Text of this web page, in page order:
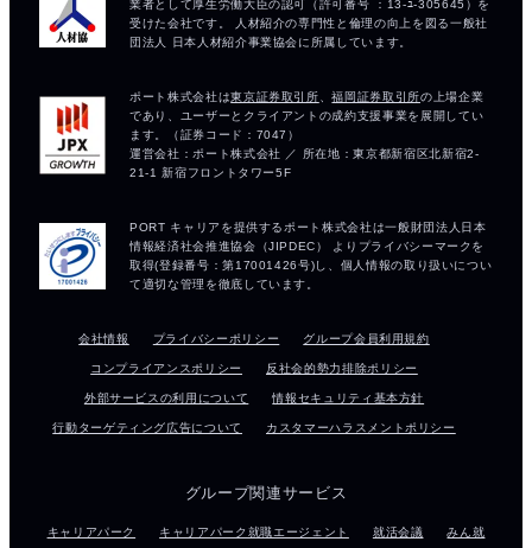
会社情報 プライバシーポリシー グループ会員利用規約
コンプライアンスポリシー 反社会的勢力排除ポリシー
外部サービスの利用について 情報セキュリティ基本方針
行動ターゲティング広告について カスタマーハラスメントポリシー